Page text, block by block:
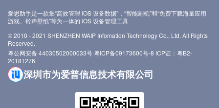
爱思助手是一款集“高效管理 iOS 设备数据”，“智能刷机”和“免费下载海量应用
游戏、铃声壁纸”等为一体的 iOS 设备管理工具
© 2010 - 2021 SHENZHEN WAIP Infomation Technology Co., Ltd. All Rights
Reserved.
粤公网安备 44030502000033号粤ICP备09173600号-8 ICP证：粤B2-
20181276
深圳市为爱普信息技术有限公司